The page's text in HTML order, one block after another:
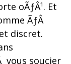
oÃƒÂ¹. Et
ÃƒÂ
discret.
vous soucier